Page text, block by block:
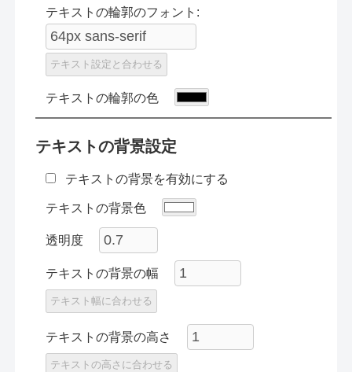
テキストの輪郭のフォント:
テキスト設定と合わせる
テキストの輪郭の色
テキストの背景設定
テキストの背景を有効にする
テキストの背景色
透明度
テキストの背景の幅
テキスト幅に合わせる
テキストの背景の高さ
テキストの高さに合わせる